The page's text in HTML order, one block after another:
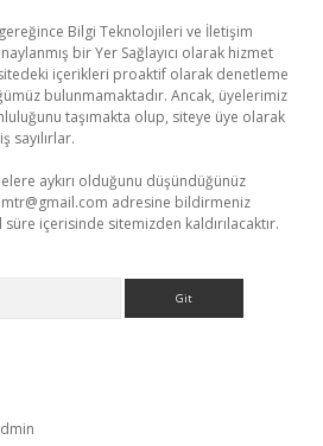
gereğince Bilgi Teknolojileri ve İletişim
bir Yer Sağlayıcı olarak hizmet
içerikleri proaktif olarak denetleme
bulunmamaktadır. Ancak, üyelerimiz
taşımakta olup, siteye üye olarak
sayılırlar.
aykırı olduğunu düşündüğünüz
adresine bildirmeniz
içerisinde sitemizden kaldırılacaktır.